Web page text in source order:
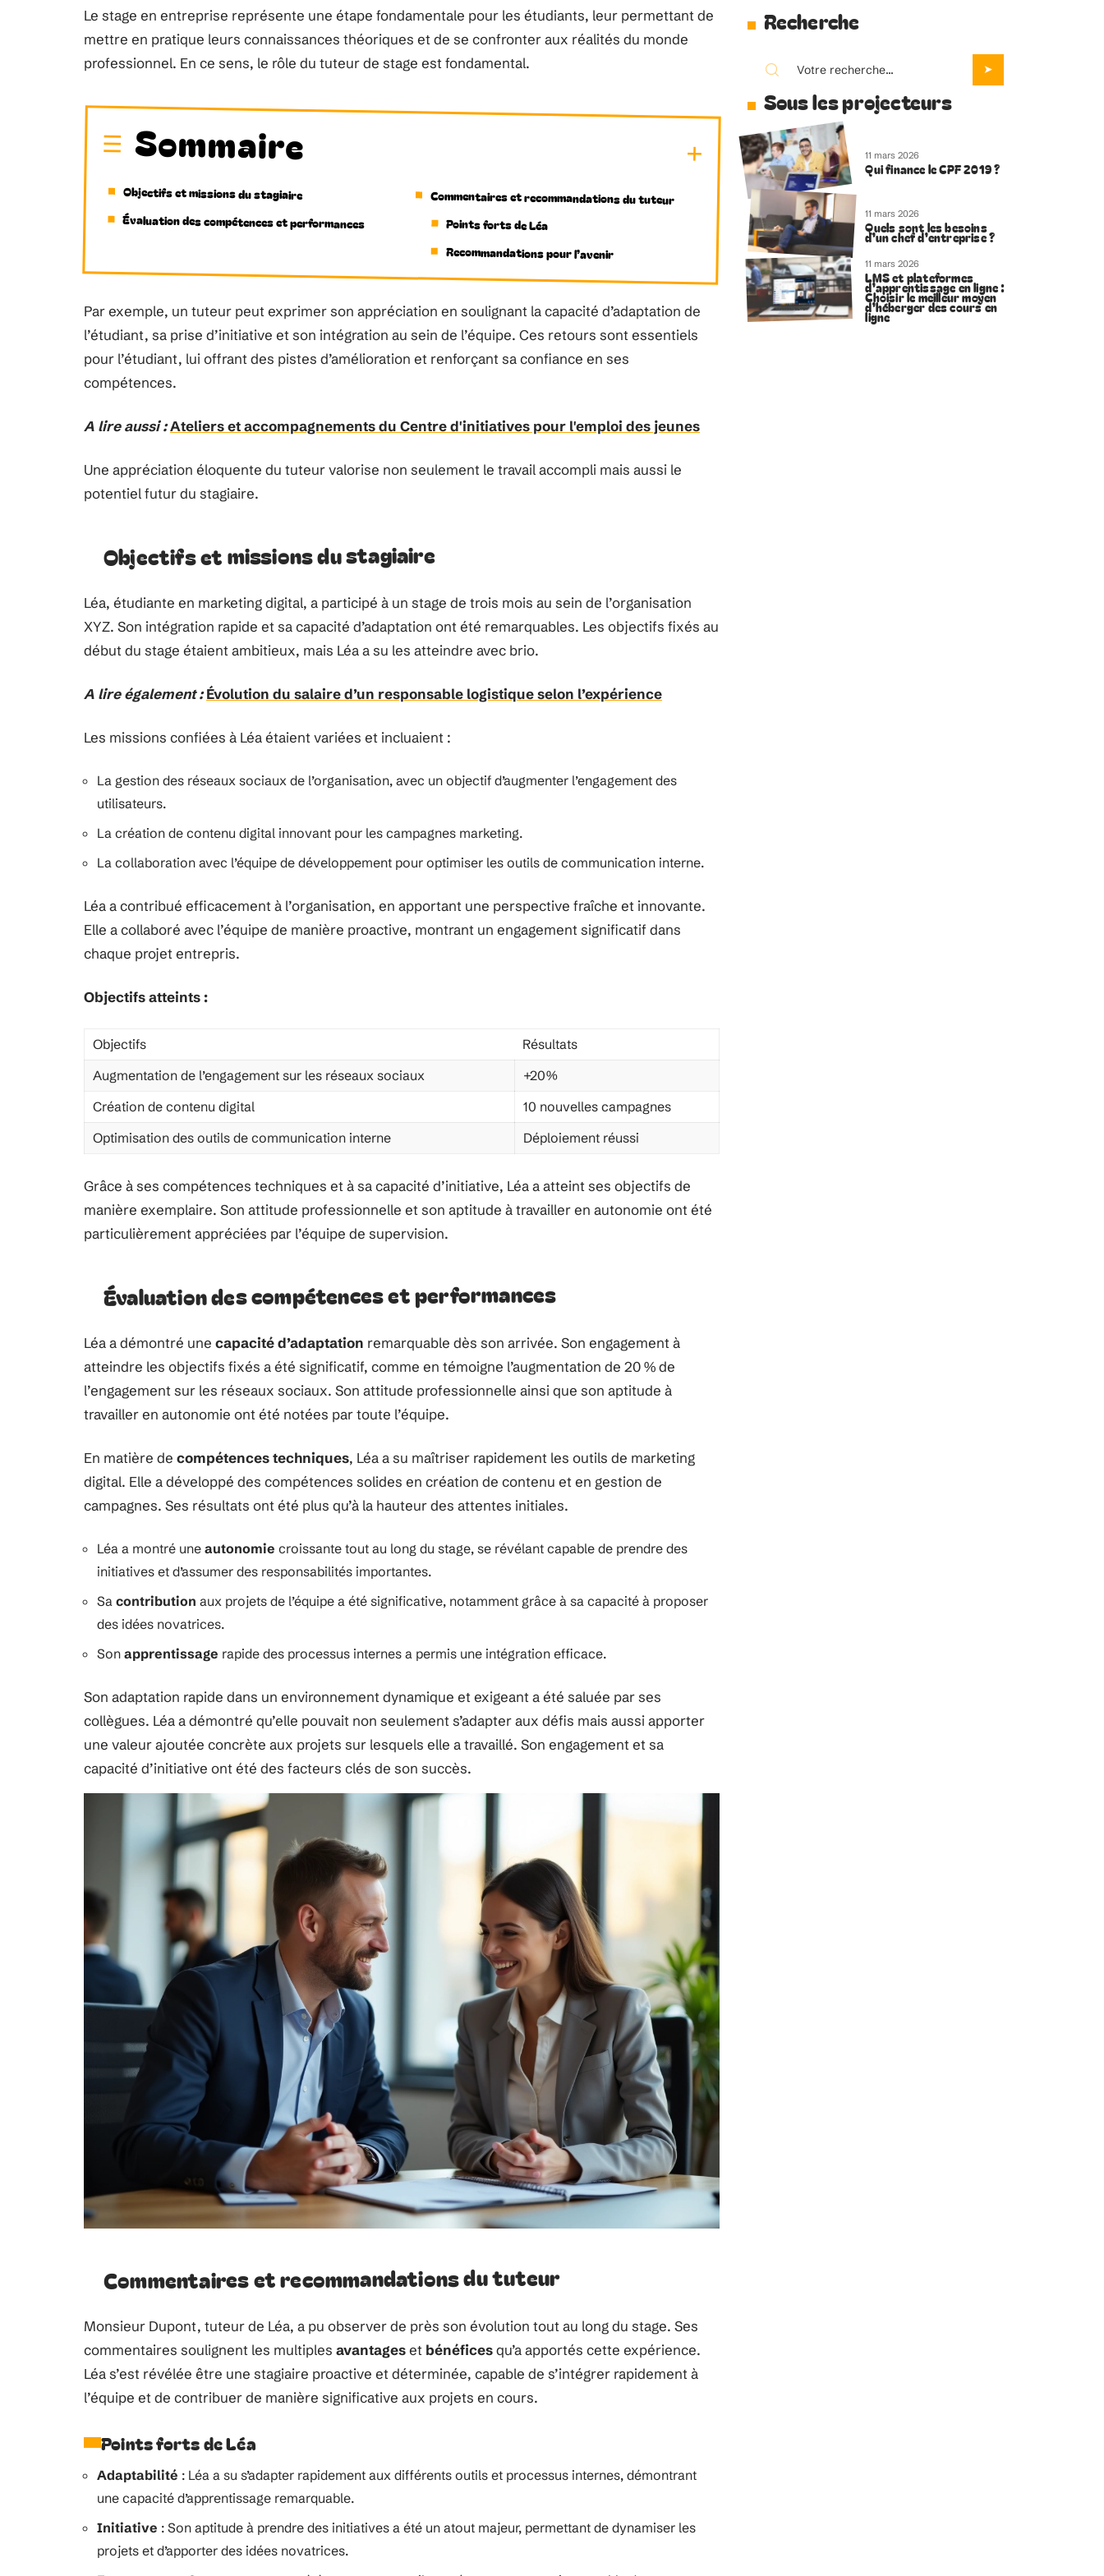
Le stage en entreprise représente une étape fondamentale pour les étudiants, leur permettant de
mettre en pratique leurs connaissances théoriques et de se confronter aux réalités du monde
professionnel. En ce sens, le rôle du tuteur de stage est fondamental.
Sommaire
Objectifs et missions du stagiaire
Évaluation des compétences et performances
Commentaires et recommandations du tuteur
Points forts de Léa
Recommandations pour l’avenir
Par exemple, un tuteur peut exprimer son appréciation en soulignant la capacité d’adaptation de
l’étudiant, sa prise d’initiative et son intégration au sein de l’équipe. Ces retours sont essentiels
pour l’étudiant, lui offrant des pistes d’amélioration et renforçant sa confiance en ses
compétences.
A lire aussi :Ateliers et accompagnements du Centre d'initiatives pour l'emploi des jeunes
Une appréciation éloquente du tuteur valorise non seulement le travail accompli mais aussi le
potentiel futur du stagiaire.
Objectifs et missions du stagiaire
Léa, étudiante en marketing digital, a participé à un stage de trois mois au sein de l’organisation
XYZ. Son intégration rapide et sa capacité d’adaptation ont été remarquables. Les objectifs fixés au
début du stage étaient ambitieux, mais Léa a su les atteindre avec brio.
A lire également : Évolution du salaire d’un responsable logistique selon l’expérience
Les missions confiées à Léa étaient variées et incluaient :
La gestion des réseaux sociaux de l’organisation, avec un objectif d’augmenter l’engagement des
utilisateurs.
La création de contenu digital innovant pour les campagnes marketing.
La collaboration avec l’équipe de développement pour optimiser les outils de communication interne.
Léa a contribué efficacement à l’organisation, en apportant une perspective fraîche et innovante.
Elle a collaboré avec l’équipe de manière proactive, montrant un engagement significatif dans
chaque projet entrepris.
Objectifs atteints :
Objectifs
Résultats
Augmentation de l’engagement sur les réseaux sociaux
+20%
Création de contenu digital
10 nouvelles campagnes
Optimisation des outils de communication interne
Déploiement réussi
Grâce à ses compétences techniques et à sa capacité d’initiative, Léa a atteint ses objectifs de
manière exemplaire. Son attitude professionnelle et son aptitude à travailler en autonomie ont été
particulièrement appréciées par l’équipe de supervision.
Évaluation des compétences et performances
Léa a démontré une capacité d’adaptation remarquable dès son arrivée. Son engagement à
atteindre les objectifs fixés a été significatif, comme en témoigne l’augmentation de 20 % de
l’engagement sur les réseaux sociaux. Son attitude professionnelle ainsi que son aptitude à
travailler en autonomie ont été notées par toute l’équipe.
En matière de compétences techniques, Léa a su maîtriser rapidement les outils de marketing
digital. Elle a développé des compétences solides en création de contenu et en gestion de
campagnes. Ses résultats ont été plus qu’à la hauteur des attentes initiales.
Léa a montré une autonomie croissante tout au long du stage, se révélant capable de prendre des
initiatives et d’assumer des responsabilités importantes.
Sa contribution aux projets de l’équipe a été significative, notamment grâce à sa capacité à proposer
des idées novatrices.
Son apprentissage rapide des processus internes a permis une intégration efficace.
Son adaptation rapide dans un environnement dynamique et exigeant a été saluée par ses
collègues. Léa a démontré qu’elle pouvait non seulement s’adapter aux défis mais aussi apporter
une valeur ajoutée concrète aux projets sur lesquels elle a travaillé. Son engagement et sa
capacité d’initiative ont été des facteurs clés de son succès.
Commentaires et recommandations du tuteur
Monsieur Dupont, tuteur de Léa, a pu observer de près son évolution tout au long du stage. Ses
commentaires soulignent les multiples avantageset bénéficesqu’a apportés cette expérience.
Léa s’est révélée être une stagiaire proactive et déterminée, capable de s’intégrer rapidement à
l’équipe et de contribuer de manière significative aux projets en cours.
Points forts de Léa
Adaptabilité : Léa a su s’adapter rapidement aux différents outils et processus internes, démontrant
une capacité d’apprentissage remarquable.
Initiative : Son aptitude à prendre des initiatives a été un atout majeur, permettant de dynamiser les
projets et d’apporter des idées novatrices.
Recherche
Sous les projecteurs
11 mars 2026
Qui finance le CPF 2019 ?
11 mars 2026
Quels sont les besoins
d’un chef d’entreprise ?
11 mars 2026
LMS et plateformes
d’apprentissage en ligne :
Choisir le meilleur moyen
d’héberger des cours en
ligne